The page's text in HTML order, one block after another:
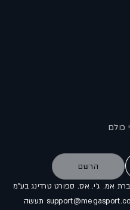
כולם
הרשם
אמ. ג'י. אס. ספורט טרדינג בע"מ
(להלן: "החברה"). אני מאשר/ת שהחברה support@megasport.co.il תעשה